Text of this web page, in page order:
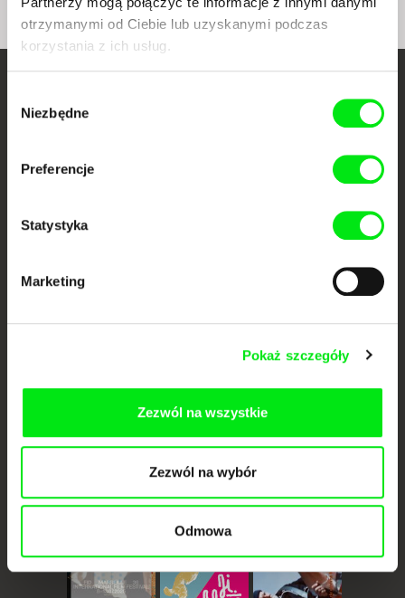
otrzymanymi od Ciebie lub uzyskanymi podczas
korzystania z ich usług.
zgody
Niezbędne
Preferencje
Statystyka
Marketing
Pokaż szczegóły
Zezwól na wszystkie
Zezwól na wybór
Odmowa
współpracy 7 europejskich festiwali kina dokumentalnego. Naszym celem
jest przesuwać granice filmu dokumentalnego, wspierać jego
różnorodność i promować wartościowe autorskie filmy.
Against Gravity